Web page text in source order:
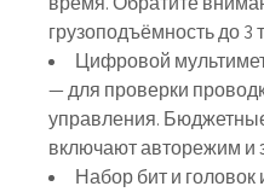
грузоподъёмность до 3
Цифровой
— для проверки
управления.
включают авторежим и
Набор бит и